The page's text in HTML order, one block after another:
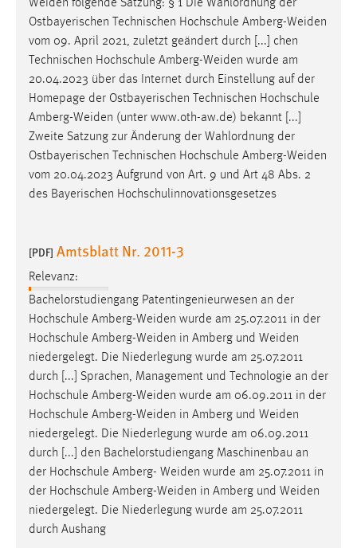
Weiden folgende Satzung: § 1 Die Wahlordnung der
Ostbayerischen Technischen Hochschule Amberg-Weiden
vom 09. April 2021, zuletzt geändert durch [...] chen
Technischen Hochschule Amberg-Weiden wurde am
20.04.2023 über das Internet durch Einstellung auf der
Homepage der Ostbayerischen Technischen Hochschule
Amberg-Weiden (unter www.oth-aw.de) bekannt [...]
Zweite Satzung zur Änderung der Wahlordnung der
Ostbayerischen Technischen Hochschule Amberg-Weiden
vom 20.04.2023 Aufgrund von Art. 9 und Art 48 Abs. 2
des Bayerischen Hochschulinnovationsgesetzes
[PDF] Amtsblatt Nr. 2011-3
Relevanz:
Bachelorstudiengang Patentingenieurwesen an der
Hochschule Amberg-Weiden wurde am 25.07.2011 in der
Hochschule Amberg-Weiden in Amberg und Weiden
niedergelegt. Die Niederlegung wurde am 25.07.2011
durch [...] Sprachen, Management und Technologie an der
Hochschule Amberg-Weiden wurde am 06.09.2011 in der
Hochschule Amberg-Weiden in Amberg und Weiden
niedergelegt. Die Niederlegung wurde am 06.09.2011
durch [...] den Bachelorstudiengang Maschinenbau an
der Hochschule Amberg- Weiden wurde am 25.07.2011 in
der Hochschule Amberg-Weiden in Amberg und Weiden
niedergelegt. Die Niederlegung wurde am 25.07.2011
durch Aushang
Conversion-Tracking
Cookie Laufzeit:
3 Monate
Facebook Pixel
Name:
_fbp
Anbieter:
Conversion-Tracking
Cookie Laufzeit:
3 Monate
EXTERNE MEDIEN
Um Inhalte von Videoplattformen und Social Media
Plattformen anzeigen zu können, werden von diesen
externen Medien Cookies gesetzt.
YouTube
Vimeo